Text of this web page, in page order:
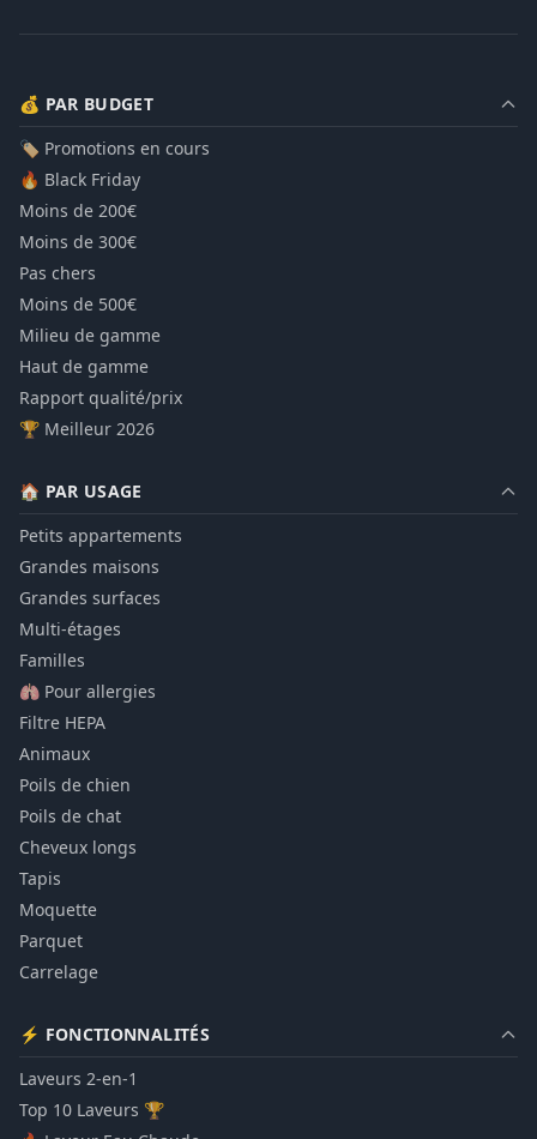
💰 PAR BUDGET
🏷️ Promotions en cours
🔥 Black Friday
Moins de 200€
Moins de 300€
Pas chers
Moins de 500€
Milieu de gamme
Haut de gamme
Rapport qualité/prix
🏆 Meilleur 2026
🏠 PAR USAGE
Petits appartements
Grandes maisons
Grandes surfaces
Multi-étages
Familles
🫁 Pour allergies
Filtre HEPA
Animaux
Poils de chien
Poils de chat
Cheveux longs
Tapis
Moquette
Parquet
Carrelage
⚡ FONCTIONNALITÉS
Laveurs 2-en-1
Top 10 Laveurs 🏆